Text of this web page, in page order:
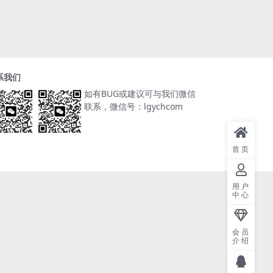
我们
如有BUG或建议可与我们微信
联系，微信号：lgychcom
首页
用户
中心
会员
介绍